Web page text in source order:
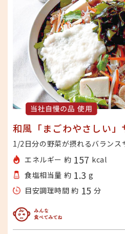
和風「まごわやさしい」
1/2日分の野菜が摂れるバランス
エネルギー 約 157 kcal
食塩相当量 約 1.3 g
目安調理時間 約 15 分
みんな食べてみてね